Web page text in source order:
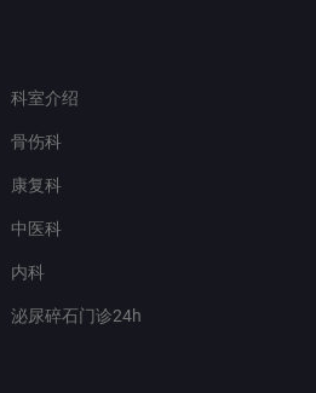
科室介绍
骨伤科
康复科
中医科
内科
泌尿碎石门诊24h